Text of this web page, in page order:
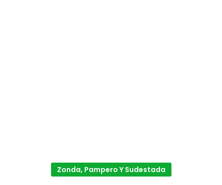
Zonda, Pampero Y Sudestada